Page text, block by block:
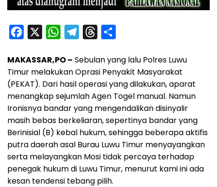
c
e
b
o
o
k
W
a
t
s
A
p
p
l
e
g
r
a
m
r
e
a
d
s
a
r
e
MAKASSAR,PO – Sebulan yang lalu Polres Luwu
Timur melakukan Oprasi Penyakit Masyarakat
(PEKAT). Dari hasil operasi yang dilakukan, aparat
menangkap sejumlah Agen Togel manual. Namun
Ironisnya bandar yang mengendalikan disinyalir
masih bebas berkeliaran, sepertinya bandar yang
Berinisial (B) kebal hukum, sehingga beberapa aktifis
putra daerah asal Burau Luwu Timur menyayangkan
serta melayangkan Mosi tidak percaya terhadap
penegak hukum di Luwu Timur, menurut kami ini ada
kesan tendensi tebang pilih.